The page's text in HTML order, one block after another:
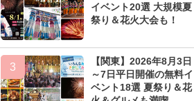
イベント20選 大規模夏
祭り＆花火大会も！
3
【関東】2026年8月3日
～7日平日開催の無料イ
ベント18選 夏祭り＆花